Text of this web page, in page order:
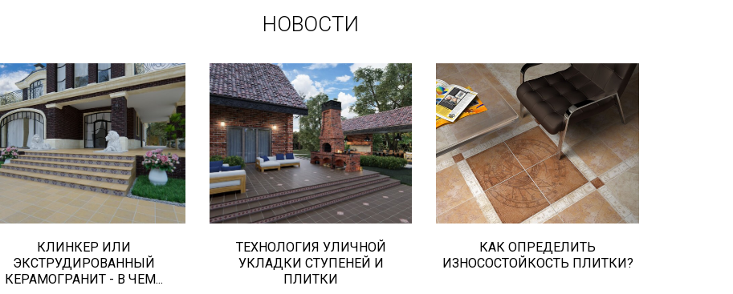
НОВОСТИ
Сегодня «клинкером»
называют все подряд... и
напольную плитку и
ступени (фронтальные,
угловые) для облицовки
крыльца, фасадную...
КЛИНКЕР ИЛИ
ЭКСТРУДИРОВАННЫЙ
КЕРАМОГРАНИТ - В ЧЕМ...
В этой статье мы
расскажем о том, что
нужно учесть при выборе
и укладке уличных
облицовочных
материалов (ступени и...
ТЕХНОЛОГИЯ УЛИЧНОЙ
УКЛАДКИ СТУПЕНЕЙ И
ПЛИТКИ
При выборе любой плитки
важно важны не только
цвет и размер, но и ее
износостойкость. Как же
определить
износостойкость...
КАК ОПРЕДЕЛИТЬ
ИЗНОСОСТОЙКОСТЬ ПЛИТКИ?